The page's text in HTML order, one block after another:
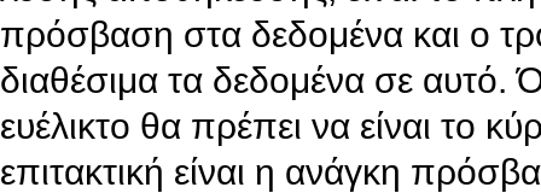
πρόσβαση στα δεδομένα και ο
διαθέσιμα τα δεδομένα σε αυτό.
ευέλικτο θα πρέπει να είναι το
επιτακτική είναι η ανάγκη